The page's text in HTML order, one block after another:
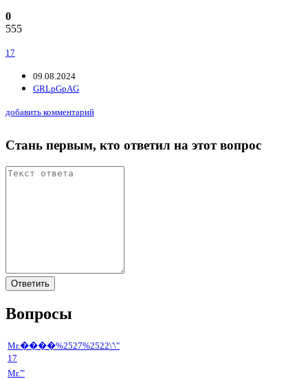
0
555
17
09.08.2024
GRLpGpAG
добавить комментарий
Стань первым, кто ответил на этот вопрос
Ответить
Вопросы
Mr.����%2527%2522\'\"
17
Mr.'"